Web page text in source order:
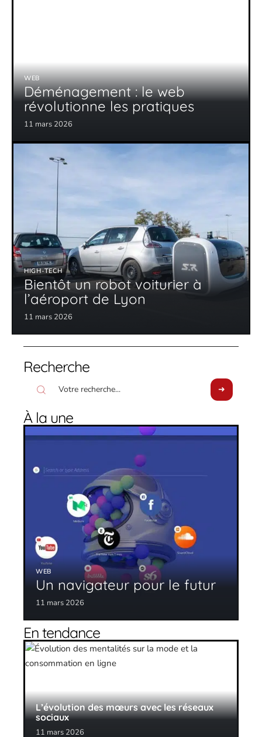
WEB
Déménagement : le web
révolutionne les pratiques
11 mars 2026
HIGH-TECH
Bientôt un robot voiturier à
l’aéroport de Lyon
11 mars 2026
Recherche
À la une
WEB
Un navigateur pour le futur
11 mars 2026
En tendance
L’évolution des mœurs avec les réseaux
sociaux
11 mars 2026